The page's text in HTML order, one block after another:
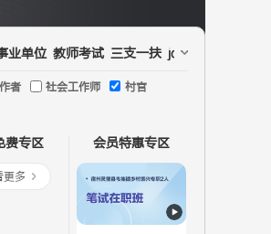
业单位 教师考试 三支一扶 jd文职
者 社会工作师
村官
费专区
更多
会员特惠专区